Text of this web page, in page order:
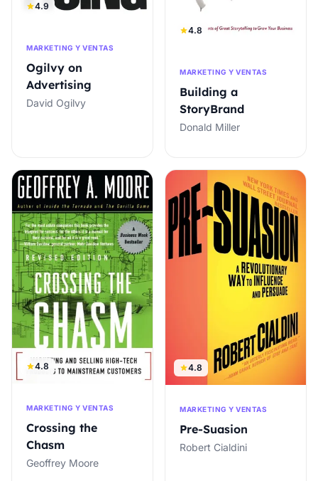
4.9
MARKETING Y VENTAS
Ogilvy on
Advertising
David Ogilvy
4.8
MARKETING Y VENTAS
Building a
StoryBrand
Donald Miller
4.8
MARKETING Y VENTAS
Crossing the
Chasm
Geoffrey Moore
4.8
MARKETING Y VENTAS
Pre-Suasion
Robert Cialdini